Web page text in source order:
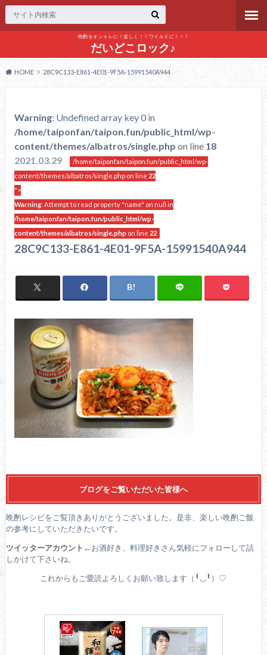
晩酌をオシャレに！楽しく！！ワイルドに！！！
だいどこロック♪
HOME 28C9C133-E861-4E01-9F5A-15991540A944
Warning: Undefined array key 0 in
/home/taiponfan/taipon.fun/public_html/wp-
content/themes/albatros/single.php on line 18
2021.03.29
/home/taiponfan/taipon.fun/public_html/wp-
content/themes/albatros/single.php on line 22
">
Warning: Attempt to read property "name" on null in
/home/taiponfan/taipon.fun/public_html/wp-
content/themes/albatros/single.php on line 22
28C9C133-E861-4E01-9F5A-15991540A944
ブログをご覧いただいた皆様へ
晩酌レシピをご覧頂きありがとうございました。是非、楽しい晩酌ご飯
の参考にしていただきたいです。
ツイッターアカウント ←お酒好き、料理好きさん気軽にフォローして話
しかけて下さいね。
これからもご愛読よろしくお願い致します（╹◡╹）♡